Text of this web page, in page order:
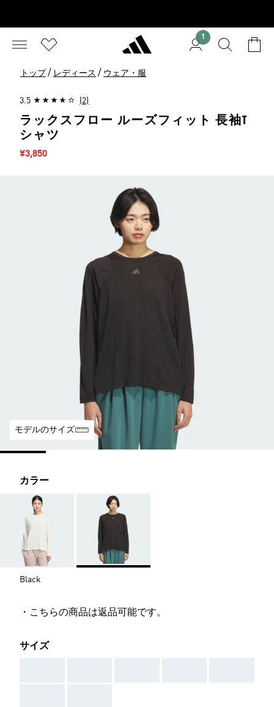
1
トップ / レディース / ウェア・服
3.5 (2)
ラックスフロー ルーズフィット 長袖T
シャツ
セール価格
¥3,850
モデルのサイズ
カラー
Black
・こちらの商品は返品可能です。
サイズ